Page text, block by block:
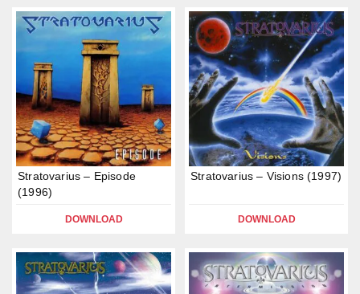
Stratovarius – Episode
(1996)
DOWNLOAD
Stratovarius – Visions (1997)
DOWNLOAD